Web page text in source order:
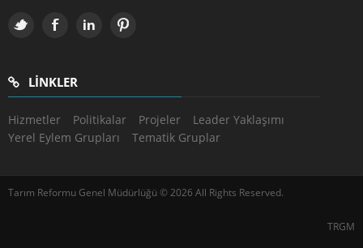
LINKLER
Hizmetler Politikalar Projeler
Leader Yaklaşımı
Yerel Eylem Grupları
Tematik Gruplar
Tarım Reformu Genel Müdürlüğü © 2026 All Rights Reserved.
TRGM